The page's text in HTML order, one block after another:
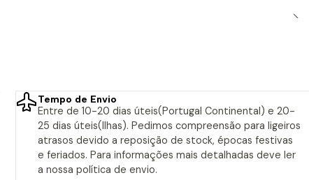
Tempo de Envio
Entre de 10-20 dias úteis(Portugal Continental) e 20-
25 dias úteis(Ilhas). Pedimos compreensão para ligeiros
atrasos devido a reposição de stock, épocas festivas
e feriados. Para informações mais detalhadas deve ler
a nossa política de envio.